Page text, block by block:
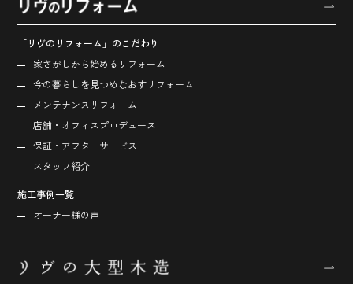
「リヴのリフォーム」のこだわり
家さがしから始める リフォーム
今の暮らしを見つめなおす リフォーム
メンテナンスリフォーム
店舗・オフィス プロデュース
保証・アフターサービス
スタッフ紹介
施工事例一覧
オーナー様の声